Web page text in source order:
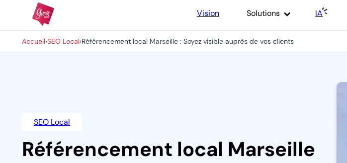
Vision Solutions IA
Accueil›SEO Local›Référencement local Marseille : Soyez visible auprès de vos clients
SEO Local
Référencement local Marseille